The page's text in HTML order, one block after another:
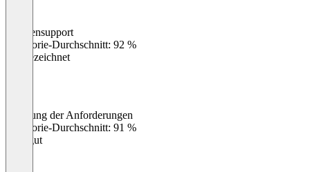
Kundensupport
Kategorie-Durchschnitt: 92 %
Ausgezeichnet
Erfüllung der Anforderungen
Kategorie-Durchschnitt: 91 %
Sehr gut